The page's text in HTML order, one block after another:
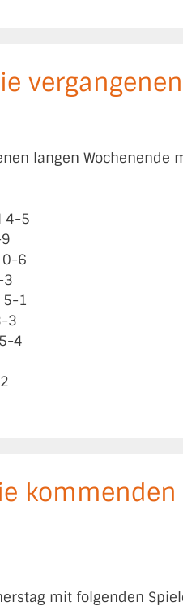
langen Wochenende
4-5
0-6
3
5-1
3
4
mit folgenden